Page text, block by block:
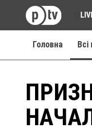
Головна Всі